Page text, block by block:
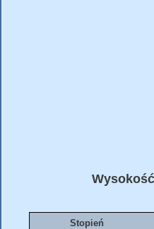
Stopień